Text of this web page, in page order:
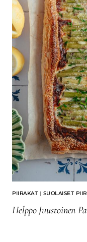
PIIRAKAT | SUOLAISET
Helppo Juustoinen